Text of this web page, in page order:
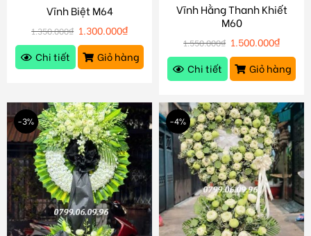
Vĩnh Biệt M64
1.350.000₫ 1.300.000₫
Chi tiết
Giỏ hàng
Vĩnh Hằng Thanh Khiết
M60
1.550.000₫ 1.500.000₫
Chi tiết
Giỏ hàng
-3% -4%